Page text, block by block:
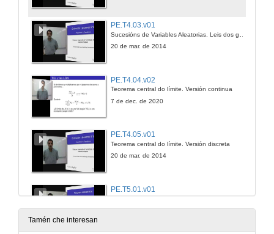
PE.T4.03.v01
20 de mar. de 2014
PE.T4.04.v02
Teorema central do límite. Versión continua
7 de dec. de 2020
PE.T4.05.v01
Teorema central do límite. Versión discreta
20 de mar. de 2014
PE.T5.01.v01
Concepto de proceso estocástico. Realizacións
20 de mar. de 2014
Tamén che interesan